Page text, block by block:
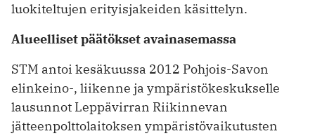
luokiteltujen erityisjakeiden käsittelyn.
Alueelliset päätökset avainasemassa
STM antoi kesäkuussa 2012 Pohjois-Savon
elinkeino-, liikenne ja ympäristökeskukselle
lausunnot Leppävirran Riikinnevan
jätteenpolttolaitoksen ympäristövaikutusten